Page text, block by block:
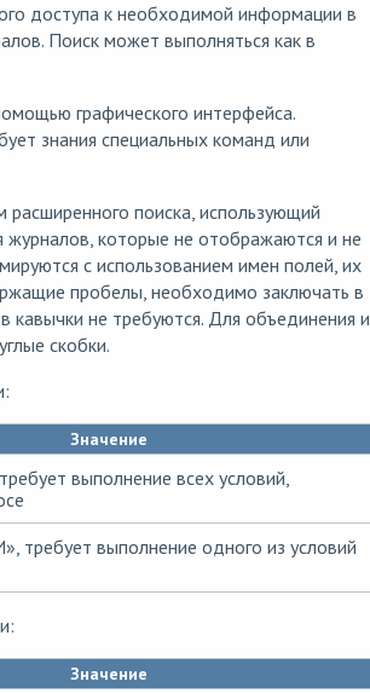
доступа к необходимой информации в
Поиск может выполняться как в
графического интерфейса.
знания специальных команд или
поиска, использующий
которые не отображаются и не
с использованием имен полей, их
пробелы, необходимо заключать в
кавычки не требуются. Для объединения и
скобки.
Значение
выполнение всех условий,
требует выполнение одного из условий
Значение